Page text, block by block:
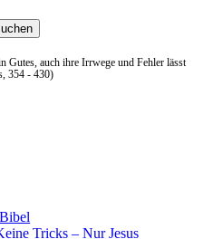
Gutes, auch ihre Irrwege und Fehler lässt
354 - 430)
Tricks – Nur Jesus